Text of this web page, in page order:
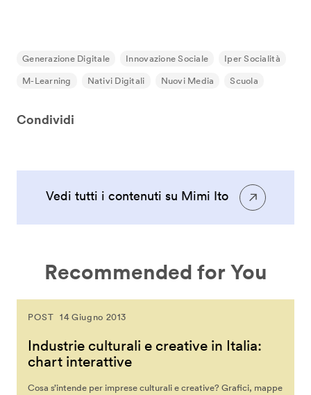
Generazione Digitale Innovazione Sociale
Iper Socialità
M-Learning
Nativi Digitali Nuovi Media Scuola
Condividi
Vedi tutti i contenuti su Mimi Ito
Recommended for You
POST 14 Giugno 2013
Industrie culturali e creative in Italia:
chart interattive
Cosa s’intende per imprese culturali e creative? Grafici, mappe